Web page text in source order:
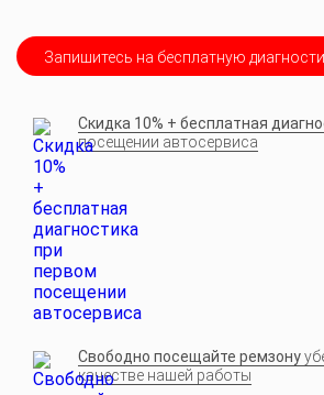
Запишитесь на бесплатную
Скидка 10% + бесплатная
посещении автосервиса
Свободно посещайте ремзону
качестве нашей работы